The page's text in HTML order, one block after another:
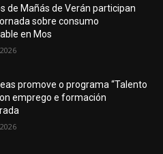
de Mañás de Verán participan
sobre consumo
en Mos
promove o programa “Talento
emprego e formación